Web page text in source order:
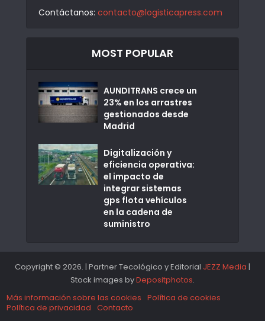
Contáctanos: contacto@logisticapress.com
MOST POPULAR
AUNDITRANS crece un
23% en los arrastres
gestionados desde
Madrid
Digitalización y
eficiencia operativa:
el impacto de
integrar sistemas
gps flota vehículos
en la cadena de
suministro
Copyright © 2026. | Partner Tecológico y Editorial JEZZ Media |
Stock images byDepositphotos.
Más información sobre las cookies Política de cookies
Política de privacidad Contacto